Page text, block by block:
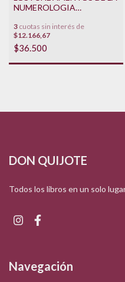
NUMEROLOGIA
3 cuotas sin interés de
$12.166,67
$36.500
DON QUIJOTE
Todos los libros en un solo
Navegación